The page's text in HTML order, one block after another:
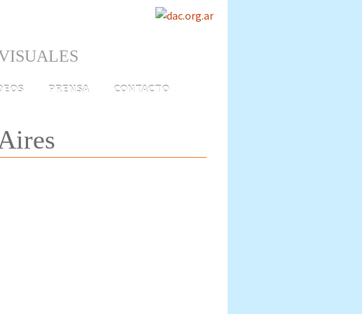
PRENSA CONTACTO